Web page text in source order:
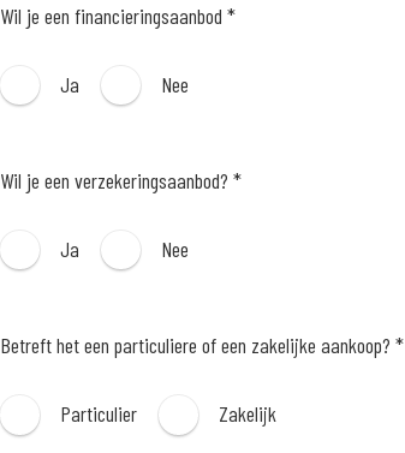
Wil je een financieringsaanbod *
Ja Nee
Wil je een verzekeringsaanbod? *
Ja Nee
Betreft het een particuliere of een zakelijke aankoop? *
Particulier Zakelijk